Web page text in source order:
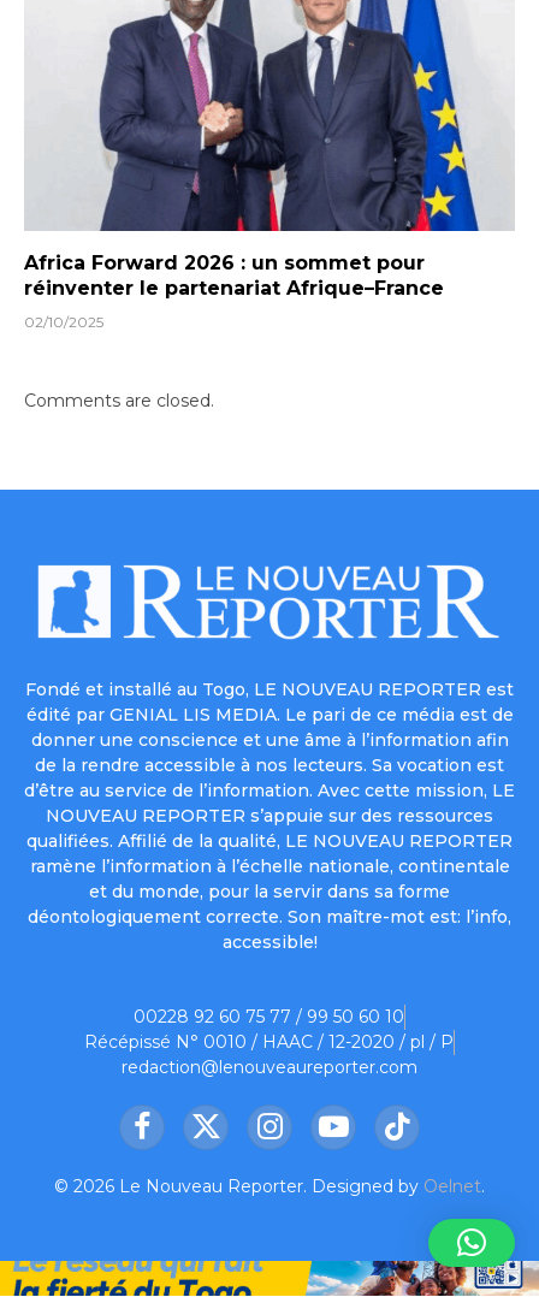
Africa Forward 2026 : un sommet pour
réinventer le partenariat Afrique–France
02/10/2025
Comments are closed.
Fondé et installé au Togo, LE NOUVEAU REPORTER est
édité par GENIAL LIS MEDIA. Le pari de ce média est de
donner une conscience et une âme à l’information afin
de la rendre accessible à nos lecteurs. Sa vocation est
d’être au service de l’information. Avec cette mission, LE
NOUVEAU REPORTER s’appuie sur des ressources
qualifiées. Affilié de la qualité, LE NOUVEAU REPORTER
ramène l’information à l’échelle nationale, continentale
et du monde, pour la servir dans sa forme
déontologiquement correcte. Son maître-mot est: l’info,
accessible!
00228 92 60 75 77 / 99 50 60 10
Récépissé N° 0010 / HAAC / 12-2020 / pl / P
redaction@lenouveaureporter.com
Facebook
X
InstagramYouTubeTikTok
© 2026 Le Nouveau Reporter. Designed by Oelnet.